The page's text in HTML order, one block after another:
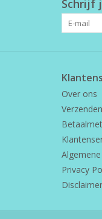
Schrijf
Over ons
Privacy
Disclaimer